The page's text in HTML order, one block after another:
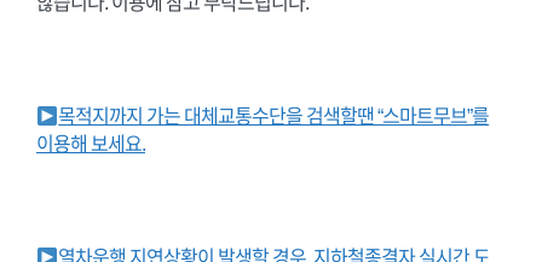
목적지까지 가는 대체교통수단을 검색할땐 “스마트무브”를
이용해 보세요.
열차운행 지연상황이 발생할 경우, 지하철종결자 실시간 도